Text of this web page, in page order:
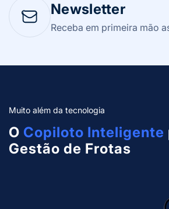
Newsletter
Receba em primeira mão
Muito além da tecnologia
O Copiloto Inteligente
Gestão de Frotas